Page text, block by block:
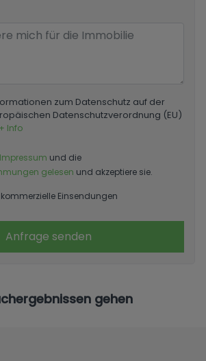
zum Datenschutz auf der
Datenschutzverordnung (EU)
+ Info
Impressum und die
gelesen und akzeptiere sie.
Einsendungen
Anfrage senden
gehen